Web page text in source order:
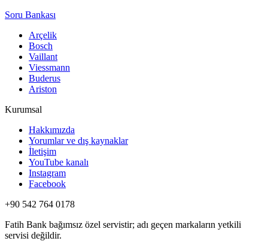
Soru Bankası
Arçelik
Bosch
Vaillant
Viessmann
Buderus
Ariston
Kurumsal
Hakkımızda
Yorumlar ve dış kaynaklar
İletişim
YouTube kanalı
Instagram
Facebook
+90 542 764 0178
Fatih Bank bağımsız özel servistir; adı geçen markaların yetkili
servisi değildir.